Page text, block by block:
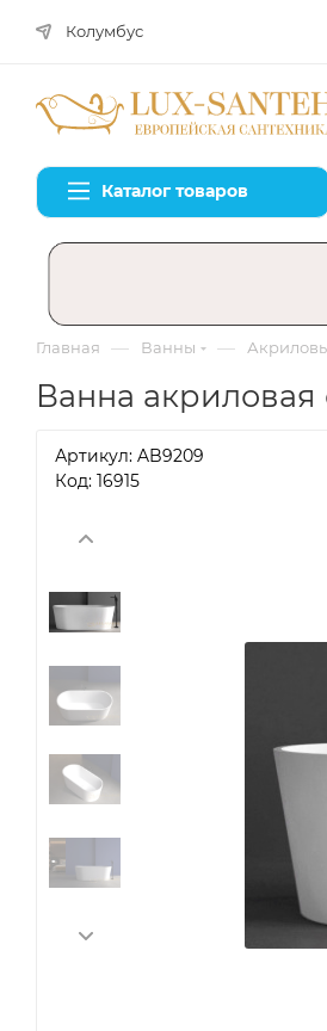
Колумбус
Каталог товаров
Главная — Ванны —
Ванна
Артикул: AB9209
Код: 16915